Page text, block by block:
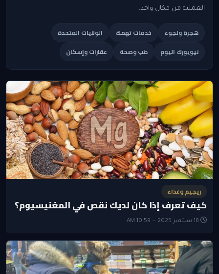
العملية من مكان واحد.
هجرة ولجوء خدمات تهمك
الولايات المتحدة
نيويورك اليوم
طب وصحة عقارات وإسكان
ريجيم وغذاء
كيف تعرف إذا كان لديك نقص في المغنيسيوم؟